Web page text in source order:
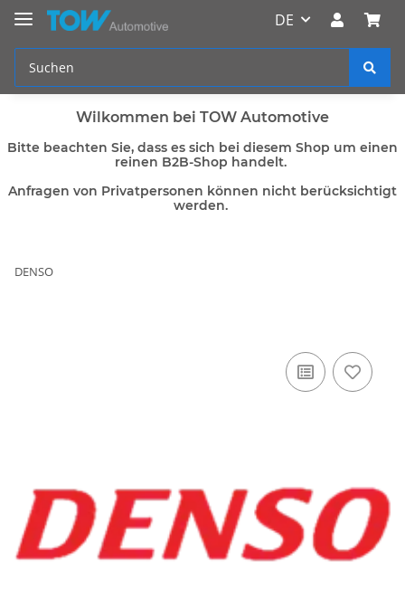
DE
Wilkommen bei TOW Automotive
Bitte beachten Sie, dass es sich bei diesem Shop um einen
reinen B2B-Shop handelt.
Anfragen von Privatpersonen können nicht berücksichtigt
werden.
DENSO